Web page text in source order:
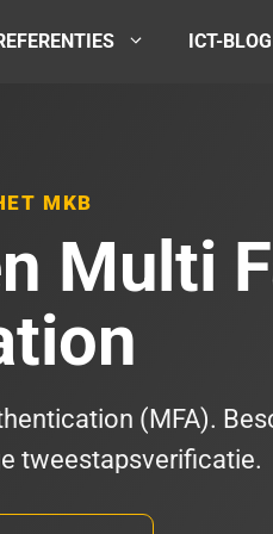
ICT-BLOG
MKB
Multi
(MFA).
tweestapsverificatie.